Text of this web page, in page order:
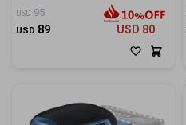
USD 95
USD 89 USD 80